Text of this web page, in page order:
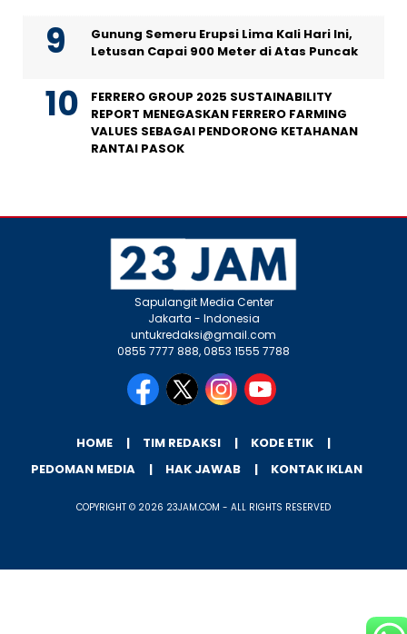
Gunung Semeru Erupsi Lima Kali Hari Ini,
Letusan Capai 900 Meter di Atas Puncak
FERRERO GROUP 2025 SUSTAINABILITY
REPORT MENEGASKAN FERRERO FARMING
VALUES SEBAGAI PENDORONG KETAHANAN
RANTAI PASOK
Sapulangit Media Center
Jakarta - Indonesia
untukredaksi@gmail.com
0855 7777 888, 0853 1555 7788
HOME TIM REDAKSI
KODE ETIK
PEDOMAN MEDIA
HAK JAWAB KONTAK IKLAN
COPYRIGHT © 2026 23JAM.COM - ALL RIGHTS RESERVED